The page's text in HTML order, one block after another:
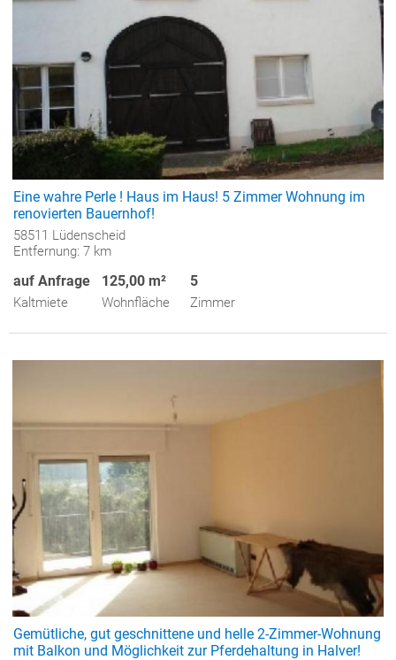
Eine wahre Perle ! Haus im Haus! 5 Zimmer Wohnung im
renovierten Bauernhof!
58511 Lüdenscheid
Entfernung: 7 km
auf Anfrage
Kaltmiete
125,00 m²
Wohnfläche
5
Zimmer
Gemütliche, gut geschnittene und helle 2-Zimmer-Wohnung
mit Balkon und Möglichkeit zur Pferdehaltung in Halver!